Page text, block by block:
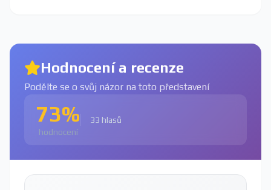
Hodnocení a recenze
Podělte se o svůj názor na toto představení
73%
hodnocení
33 hlasů